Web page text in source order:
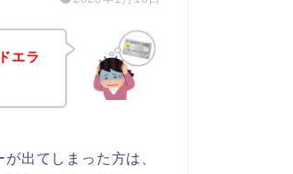
エラ
出てしまった方は、